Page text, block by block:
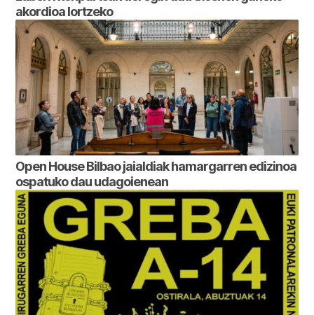
akordioa lortzeko
Open House Bilbao jaialdiak hamargarren edizinoa
ospatuko dau udagoienean